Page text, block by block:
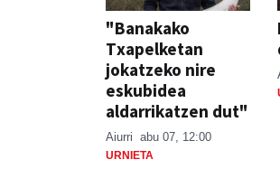
"Banakako
Txapelketan
jokatzeko nire
eskubidea
aldarrikatzen dut"
Aiurri abu 07, 12:00
URNIETA